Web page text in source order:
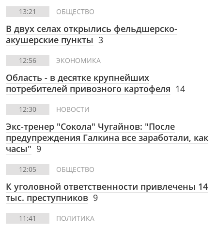
13:21 ОБЩЕСТВО
В двух селах открылись фельдшерско-
акушерские пункты 3
12:56 ЭКОНОМИКА
Область - в десятке крупнейших
потребителей привозного картофеля 14
12:30 НОВОСТИ
Экс-тренер "Сокола" Чугайнов: "После
предупреждения Галкина все заработали, как
часы" 9
12:05 ОБЩЕСТВО
К уголовной ответственности привлечены 14
тыс. преступников 9
11:41 ПОЛИТИКА